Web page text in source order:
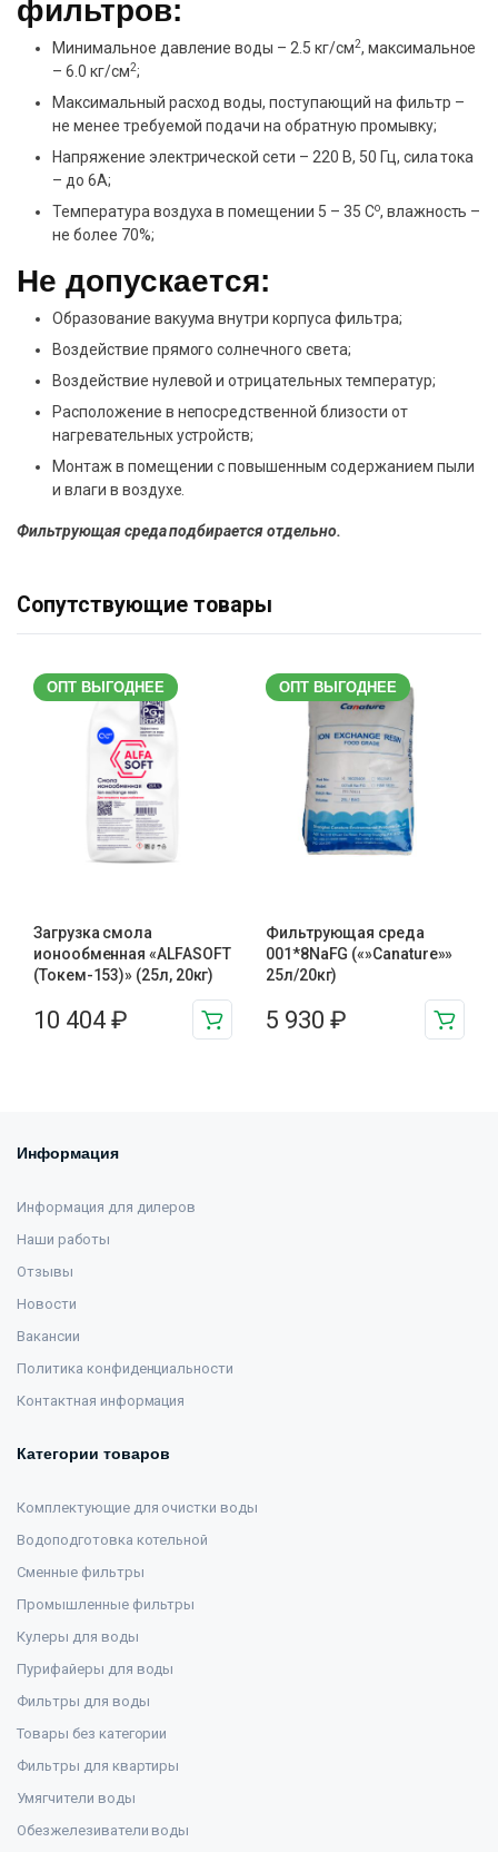
фильтров:
Минимальное давление воды – 2.5 кг/см2, максимальное
– 6.0 кг/см2;
Максимальный расход воды, поступающий на фильтр –
не менее требуемой подачи на обратную промывку;
Напряжение электрической сети – 220 В, 50 Гц, сила тока
– до 6А;
Температура воздуха в помещении 5 – 35 Со, влажность –
не более 70%;
Не допускается:
Образование вакуума внутри корпуса фильтра;
Воздействие прямого солнечного света;
Воздействие нулевой и отрицательных температур;
Расположение в непосредственной близости от
нагревательных устройств;
Монтаж в помещении с повышенным содержанием пыли
и влаги в воздухе.
Фильтрующая среда подбирается отдельно.
Сопутствующие товары
ОПТ ВЫГОДНЕЕ
Загрузка смола
ионообменная «ALFASOFT
(Токем-153)» (25л, 20кг)
10 404 ₽
ОПТ ВЫГОДНЕЕ
Фильтрующая среда
001*8NaFG («»Canature»»
25л/20кг)
5 930 ₽
Информация
Информация для дилеров
Наши работы
Отзывы
Новости
Вакансии
Политика конфиденциальности
Контактная информация
Категории товаров
Комплектующие для очистки воды
Водоподготовка котельной
Сменные фильтры
Промышленные фильтры
Кулеры для воды
Пурифайеры для воды
Фильтры для воды
Товары без категории
Фильтры для квартиры
Умягчители воды
Обезжелезиватели воды